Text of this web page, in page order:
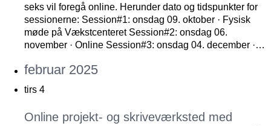
seks vil foregå online. Herunder dato og tidspunkter for
sessionerne: Session#1: onsdag 09. oktober · Fysisk
møde på Vækstcenteret Session#2: onsdag 06.
november · Online Session#3: onsdag 04. december ·…
februar 2025
tirs 4
Online projekt- og skriveværksted med